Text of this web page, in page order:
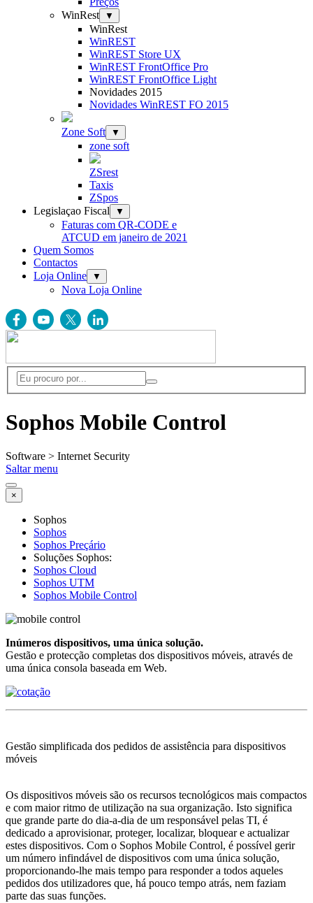
WinRest
▼
WinRest
WinREST
WinREST Store UX
WinREST FrontOffice Pro
WinREST FrontOffice Light
Novidades 2015
Novidades WinREST FO 2015
Zone Soft ▼
zone soft
ZSrest
Taxis
ZSpos
Legislaçao Fiscal
▼
Faturas com QR-CODE e
ATCUD em janeiro de 2021
Quem Somos
Contactos
Loja Online
▼
Nova Loja Online
Sophos Mobile Control
Software > Internet Security
Saltar menu
×
Sophos
Sophos
Sophos Preçário
Soluções Sophos:
Sophos Cloud
Sophos UTM
Sophos Mobile Control
Inúmeros dispositivos, uma única solução.
Gestão e protecção completas dos dispositivos móveis, através de
uma única consola baseada em Web.
Gestão simplificada dos pedidos de assistência para dispositivos
móveis
Os dispositivos móveis são os recursos tecnológicos mais compactos
e com maior ritmo de utilização na sua organização. Isto significa
que grande parte do dia-a-dia de um responsável pelas TI, é
dedicado a aprovisionar, proteger, localizar, bloquear e actualizar
estes dispositivos. Com o Sophos Mobile Control, é possível gerir
um número infindável de dispositivos com uma única solução,
proporcionando-lhe mais tempo para responder a todos aqueles
pedidos dos utilizadores que, há pouco tempo atrás, nem faziam
parte das suas funções.